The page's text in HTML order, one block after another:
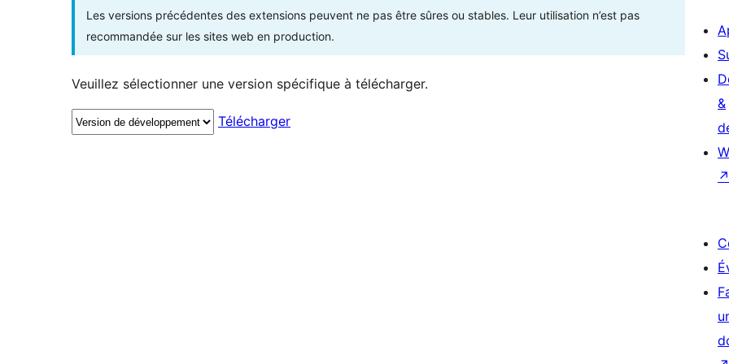
Les versions précédentes des extensions peuvent ne pas être sûres ou stables. Leur utilisation n’est pas
recommandée sur les sites web en production.
Veuillez sélectionner une version spécifique à télécharger.
Télécharger
&
↗